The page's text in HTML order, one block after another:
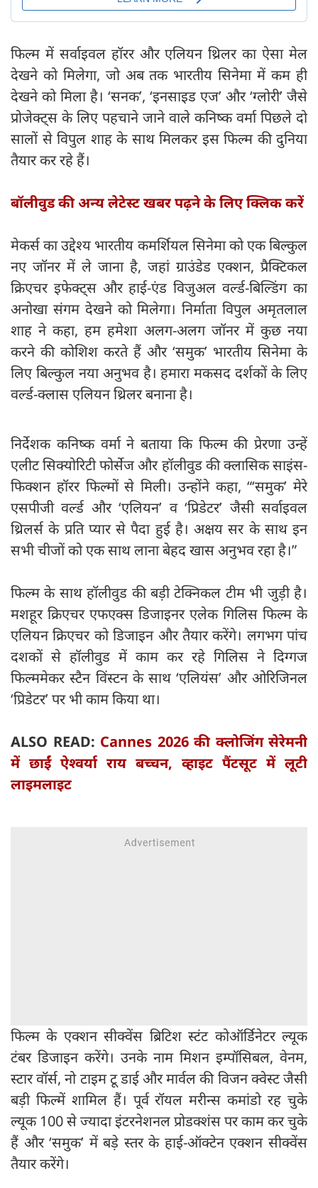
फिल्म में सर्वाइवल हॉरर और एलियन थ्रिलर का ऐसा मेल
देखने को मिलेगा, जो अब तक भारतीय सिनेमा में कम ही
देखने को मिला है। ‘सनक’, ‘इनसाइड एज’ और ‘ग्लोरी’ जैसे
प्रोजेक्ट्स के लिए पहचाने जाने वाले कनिष्क वर्मा पिछले दो
सालों से विपुल शाह के साथ मिलकर इस फिल्म की दुनिया
तैयार कर रहे हैं।
बॉलीवुड की अन्य लेटेस्ट खबर पढ़ने के लिए क्लिक करें
मेकर्स का उद्देश्य भारतीय कमर्शियल सिनेमा को एक बिल्कुल
नए जॉनर में ले जाना है, जहां ग्राउंडेड एक्शन, प्रैक्टिकल
क्रिएचर इफेक्ट्स और हाई-एंड विजुअल वर्ल्ड-बिल्डिंग का
अनोखा संगम देखने को मिलेगा। निर्माता विपुल अमृतलाल
शाह ने कहा, हम हमेशा अलग-अलग जॉनर में कुछ नया
करने की कोशिश करते हैं और ‘समुक’ भारतीय सिनेमा के
लिए बिल्कुल नया अनुभव है। हमारा मकसद दर्शकों के लिए
वर्ल्ड-क्लास एलियन थ्रिलर बनाना है।
निर्देशक कनिष्क वर्मा ने बताया कि फिल्म की प्रेरणा उन्हें
एलीट सिक्योरिटी फोर्सेज और हॉलीवुड की क्लासिक साइंस-
फिक्शन हॉरर फिल्मों से मिली। उन्होंने कहा, “‘समुक’ मेरे
एसपीजी वर्ल्ड और ‘एलियन’ व ‘प्रिडेटर’ जैसी सर्वाइवल
थ्रिलर्स के प्रति प्यार से पैदा हुई है। अक्षय सर के साथ इन
सभी चीजों को एक साथ लाना बेहद खास अनुभव रहा है।”
फिल्म के साथ हॉलीवुड की बड़ी टेक्निकल टीम भी जुड़ी है।
मशहूर क्रिएचर एफएक्स डिजाइनर एलेक गिलिस फिल्म के
एलियन क्रिएचर को डिजाइन और तैयार करेंगे। लगभग पांच
दशकों से हॉलीवुड में काम कर रहे गिलिस ने दिग्गज
फिल्ममेकर स्टैन विंस्टन के साथ ‘एलियंस’ और ओरिजिनल
‘प्रिडेटर’ पर भी काम किया था।
ALSO READ: Cannes 2026 की क्लोजिंग सेरेमनी
में छाईं ऐश्वर्या राय बच्चन, व्हाइट पैंटसूट में लूटी
लाइमलाइट
फिल्म के एक्शन सीक्वेंस ब्रिटिश स्टंट कोऑर्डिनेटर ल्यूक
टंबर डिजाइन करेंगे। उनके नाम मिशन इम्पॉसिबल, वेनम,
स्टार वॉर्स, नो टाइम टू डाई और मार्वल की विजन क्वेस्ट जैसी
बड़ी फिल्में शामिल हैं। पूर्व रॉयल मरीन्स कमांडो रह चुके
ल्यूक 100 से ज्यादा इंटरनेशनल प्रोडक्शंस पर काम कर चुके
हैं और ‘समुक’ में बड़े स्तर के हाई-ऑक्टेन एक्शन सीक्वेंस
तैयार करेंगे।